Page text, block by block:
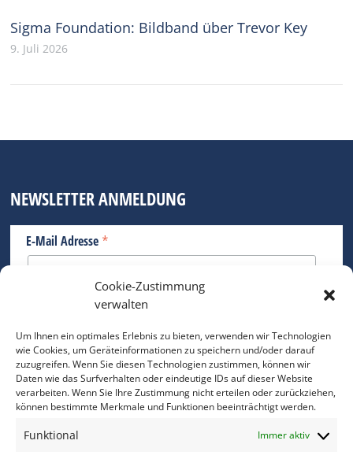
Cookie-Zustimmung
verwalten
Um Ihnen ein optimales Erlebnis zu bieten, verwenden wir Technologien
wie Cookies, um Geräteinformationen zu speichern und/oder darauf
zuzugreifen. Wenn Sie diesen Technologien zustimmen, können wir
Daten wie das Surfverhalten oder eindeutige IDs auf dieser Website
verarbeiten. Wenn Sie Ihre Zustimmung nicht erteilen oder zurückziehen,
können bestimmte Merkmale und Funktionen beeinträchtigt werden.
Funktional Immer aktiv
Sigma Foundation: Bildband über Trevor Key
9. Juli 2026
NEWSLETTER ANMELDUNG
E-Mail Adresse *
Bitte geben Sie Ihre E-Mail Adresse ein.
*